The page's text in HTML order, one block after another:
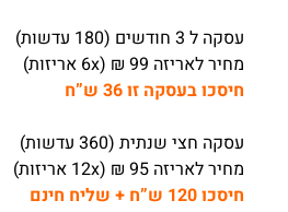
עסקה ל 3 חודשים (180 עדשות)
מחיר לאריזה 99 ₪ (6x אריזות)
חיסכו בעסקה זו 36 ש”ח
עסקה חצי שנתית (360 עדשות)
מחיר לאריזה 95 ₪ (12x אריזות)
חיסכו 120 ש”ח + שליח חינם